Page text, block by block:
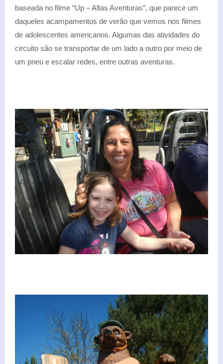
baseada no filme “Up – Altas Aventuras”, que parece um
daqueles acampamentos de verão que vemos nos filmes
de adolescentes americanos. Algumas das atividades do
circuito são se transportar de um lado a outro por meio de
um pneu e escalar redes, entre outras aventuras.